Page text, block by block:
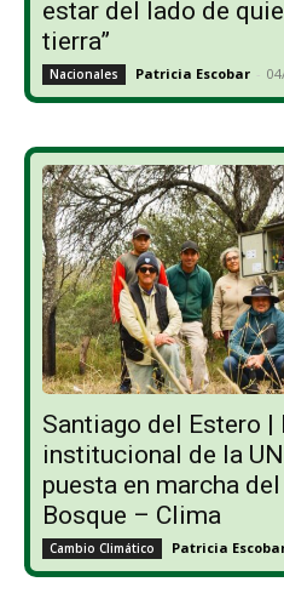
estar del lado de
tierra”
Nacionales Patricia Escobar -
Santiago del Estero |
institucional de la
puesta en marcha
Bosque – Clima
Cambio Climático Patricia